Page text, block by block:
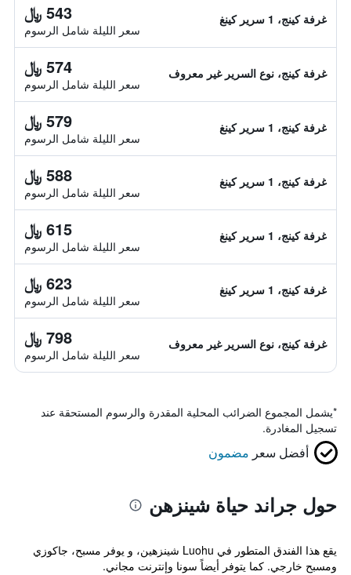
غرفة كينج، 1 سرير كينغ 543 ﷼
سعر الليلة شامل الرسوم
غرفة كينج، نوع السرير غير معروف 574 ﷼
سعر الليلة شامل الرسوم
غرفة كينج، 1 سرير كينغ 579 ﷼
سعر الليلة شامل الرسوم
غرفة كينج، 1 سرير كينغ 588 ﷼
سعر الليلة شامل الرسوم
غرفة كينج، 1 سرير كينغ 615 ﷼
سعر الليلة شامل الرسوم
غرفة كينج، 1 سرير كينغ 623 ﷼
سعر الليلة شامل الرسوم
غرفة كينج، نوع السرير غير معروف 798 ﷼
سعر الليلة شامل الرسوم
*يشمل المجموع الضرائب المحلية المقدرة والرسوم المستحقة عند
تسجيل المغادرة.
أفضل سعر مضمون
حول جراند حياة شينزهن
يقع هذا الفندق المتطور في Luohu شينزهين، و يوفر مسبح، جاكوزي
ومسبح خارجي. كما يتوفر أيضاً سونا وإنترنت مجاني.